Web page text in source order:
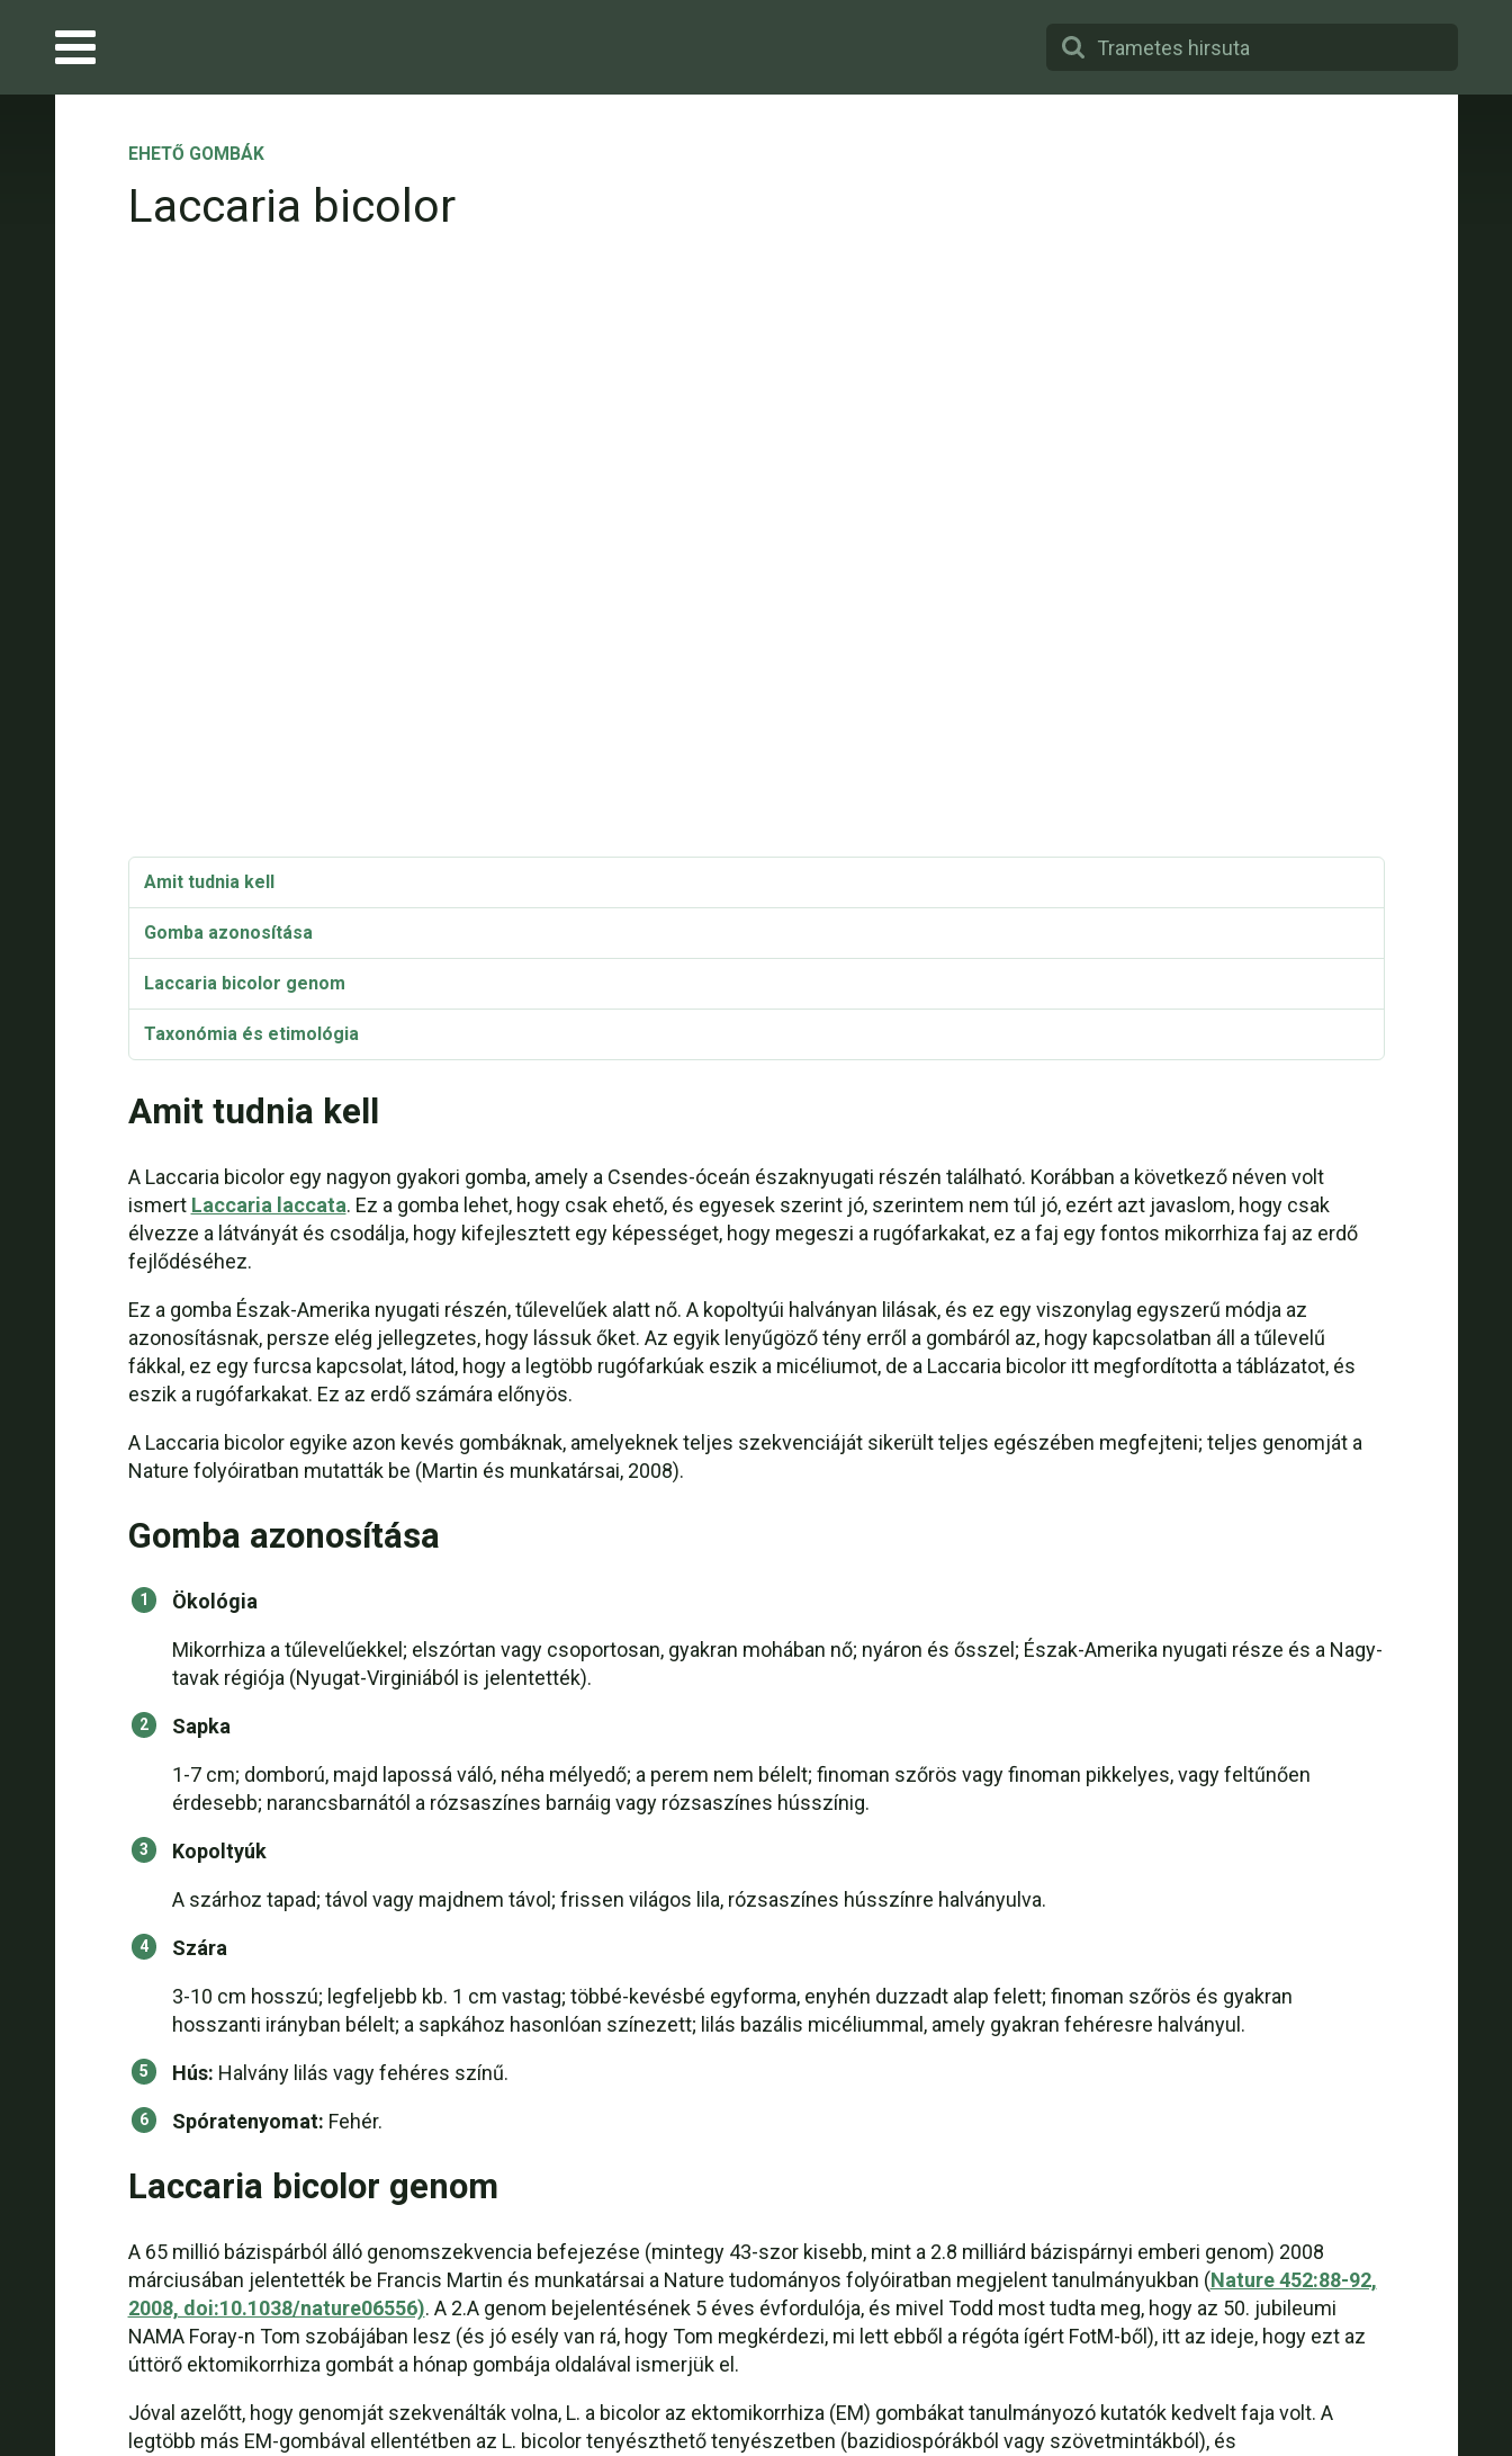
EHETŐ GOMBÁK
Laccaria bicolor
Amit tudnia kell
Gomba azonosítása
Laccaria bicolor genom
Taxonómia és etimológia
Amit tudnia kell
A Laccaria bicolor egy nagyon gyakori gomba, amely a Csendes-óceán északnyugati részén található. Korábban a következő néven volt
ismert Laccaria laccata. Ez a gomba lehet, hogy csak ehető, és egyesek szerint jó, szerintem nem túl jó, ezért azt javaslom, hogy csak
élvezze a látványát és csodálja, hogy kifejlesztett egy képességet, hogy megeszi a rugófarkakat, ez a faj egy fontos mikorrhiza faj az erdő
fejlődéséhez.
Ez a gomba Észak-Amerika nyugati részén, tűlevelűek alatt nő. A kopoltyúi halványan lilásak, és ez egy viszonylag egyszerű módja az
azonosításnak, persze elég jellegzetes, hogy lássuk őket. Az egyik lenyűgöző tény erről a gombáról az, hogy kapcsolatban áll a tűlevelű
fákkal, ez egy furcsa kapcsolat, látod, hogy a legtöbb rugófarkúak eszik a micéliumot, de a Laccaria bicolor itt megfordította a táblázatot, és
eszik a rugófarkakat. Ez az erdő számára előnyös.
A Laccaria bicolor egyike azon kevés gombáknak, amelyeknek teljes szekvenciáját sikerült teljes egészében megfejteni; teljes genomját a
Nature folyóiratban mutatták be (Martin és munkatársai, 2008).
Gomba azonosítása
Ökológia
Mikorrhiza a tűlevelűekkel; elszórtan vagy csoportosan, gyakran mohában nő; nyáron és ősszel; Észak-Amerika nyugati része és a Nagy-
tavak régiója (Nyugat-Virginiából is jelentették).
Sapka
1-7 cm; domború, majd lapossá váló, néha mélyedő; a perem nem bélelt; finoman szőrös vagy finoman pikkelyes, vagy feltűnően
érdesebb; narancsbarnától a rózsaszínes barnáig vagy rózsaszínes hússzínig.
Kopoltyúk
A szárhoz tapad; távol vagy majdnem távol; frissen világos lila, rózsaszínes hússzínre halványulva.
Szára
3-10 cm hosszú; legfeljebb kb. 1 cm vastag; többé-kevésbé egyforma, enyhén duzzadt alap felett; finoman szőrös és gyakran
hosszanti irányban bélelt; a sapkához hasonlóan színezett; lilás bazális micéliummal, amely gyakran fehéresre halványul.
Hús: Halvány lilás vagy fehéres színű.
Spóratenyomat: Fehér.
Laccaria bicolor genom
A 65 millió bázispárból álló genomszekvencia befejezése (mintegy 43-szor kisebb, mint a 2.8 milliárd bázispárnyi emberi genom) 2008
márciusában jelentették be Francis Martin és munkatársai a Nature tudományos folyóiratban megjelent tanulmányukban (Nature 452:88-92,
2008, doi:10.1038/nature06556). A 2.A genom bejelentésének 5 éves évfordulója, és mivel Todd most tudta meg, hogy az 50. jubileumi
NAMA Foray-n Tom szobájában lesz (és jó esély van rá, hogy Tom megkérdezi, mi lett ebből a régóta ígért FotM-ből), itt az ideje, hogy ezt az
úttörő ektomikorrhiza gombát a hónap gombája oldalával ismerjük el.
Jóval azelőtt, hogy genomját szekvenálták volna, L. a bicolor az ektomikorrhiza (EM) gombákat tanulmányozó kutatók kedvelt faja volt. A
legtöbb más EM-gombával ellentétben az L. bicolor tenyészthető tenyészetben (bazidiospórákból vagy szövetmintákból), és